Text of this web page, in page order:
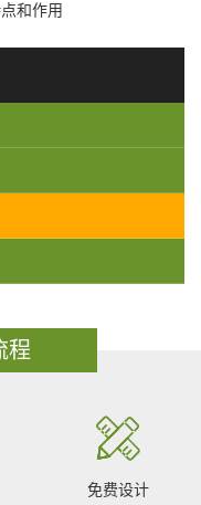
和作用
程
免费设计